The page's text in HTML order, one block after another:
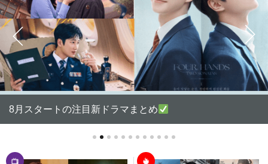
8月スタートの注目新ドラマまとめ